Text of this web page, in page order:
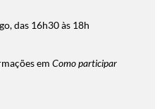
das 16h30 às 18h
em Como participar